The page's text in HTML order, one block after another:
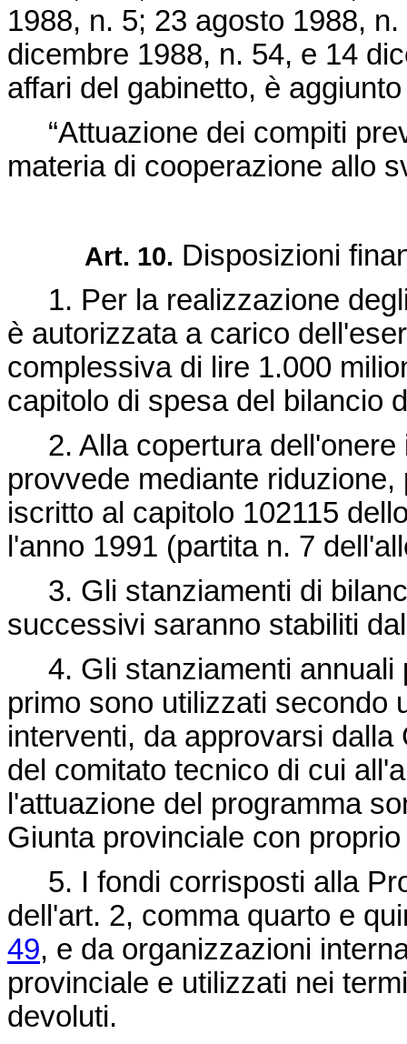
1988, n. 5; 23 agosto 1988,
dicembre 1988, n. 54, e 14
affari del gabinetto, è
“Attuazione dei compiti
materia di cooperazione allo
Art. 10. Disposizioni
1. Per la realizzazione
è autorizzata a carico
complessiva di lire 1.000
capitolo di spesa del bilancio
2. Alla copertura dell'onere
provvede mediante
iscritto al capitolo 102115
l'anno 1991 (partita n. 7
3. Gli stanziamenti di
successivi saranno stabiliti
4. Gli stanziamenti annuali
primo sono utilizzati secondo
interventi, da approvarsi
del comitato tecnico di cui
l'attuazione del programma
Giunta provinciale con
5. I fondi corrisposti alla
dell'art. 2, comma quarto e
49, e da organizzazioni
provinciale e utilizzati nei
devoluti.